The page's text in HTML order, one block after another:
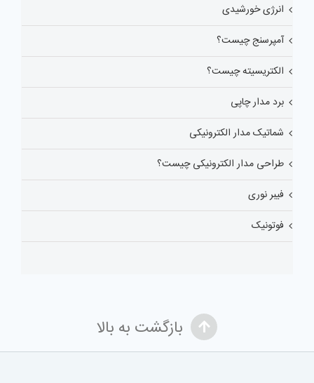
انرژی خورشیدی
آمپرسنج چیست؟
الکتریسیته چیست؟
برد مدار چاپی
شماتیک مدار الکترونیکی
طراحی مدار الکترونیکی چیست؟
فیبر نوری
فوتونیک
بازگشت به بالا